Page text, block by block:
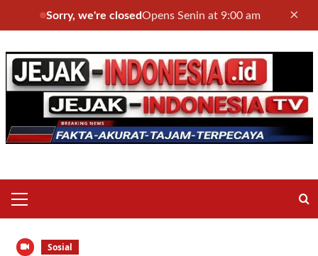
Sorry, we're closedOpens Senin at 9:00 am ×
to
content
Menu
Sosial